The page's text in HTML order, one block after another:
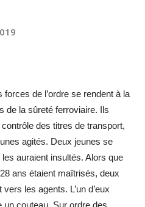
forces de l’ordre se rendent à la
de la sûreté ferroviaire. Ils
des titres de transport,
agités. Deux jeunes se
auraient insultés. Alors que
ans étaient maîtrisés, deux
les agents. L’un d’eux
couteau. Sur ordre des